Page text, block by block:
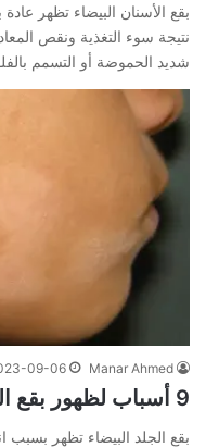
بقع الأسنان البيضاء تظهر
نتيجة سوء التغذية ونقص
شديد الحموضة أو التسمم
Manar Ahmed
09-06
9 أسباب لظهور بقع الجلد البيضاء في الوجه واليد
بقع الجلد البيضاء تظهر بسبب